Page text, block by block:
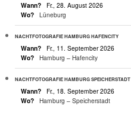
Wann?
Fr., 28. August 2026
Wo?
Lüneburg
NACHTFOTOGRAFIE HAMBURG HAFENCITY
Wann?
Fr., 11. September 2026
Wo?
Hamburg – Hafencity
NACHTFOTOGRAFIE HAMBURG SPEICHERSTADT
Wann?
Fr., 18. September 2026
Wo?
Hamburg – Speicherstadt